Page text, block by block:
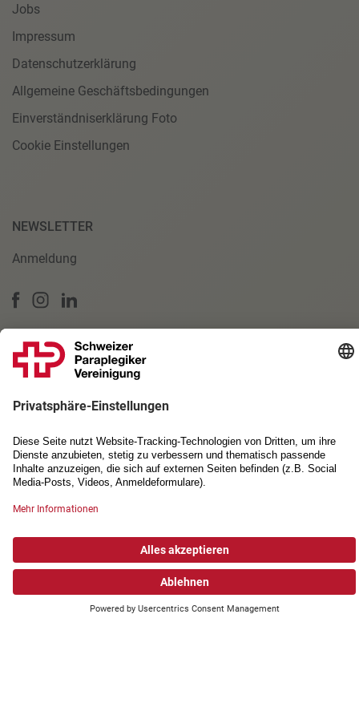
Jobs
Impressum
Datenschutzerklärung
Allgemeine Geschäftsbedingungen
Einverständniserklärung Foto
Cookie Einstellungen
NEWSLETTER
Anmeldung
PARTNERSCHAFTEN